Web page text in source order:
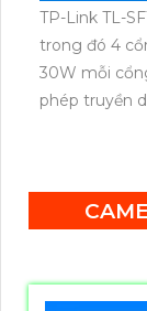
TP-Link TL-
trong đó 4
30W mỗi
phép truyền